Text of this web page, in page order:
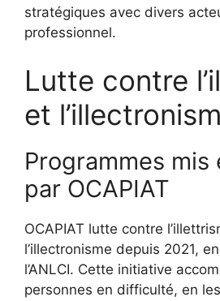
stratégiques avec divers
professionnel.
Lutte contre
et
Programmes mis
par OCAPIAT
OCAPIAT lutte contre
l’illectronisme depuis 2021,
l’ANLCI. Cette initiative
personnes en difficulté, en